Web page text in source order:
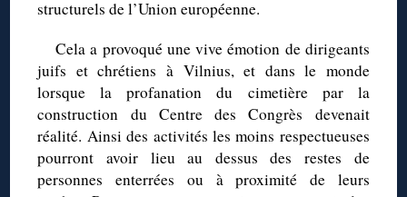
structurels de l’Union européenne.
Cela a provoqué une vive émotion de dirigeants
juifs et chrétiens à Vilnius, et dans le monde
lorsque la profanation du cimetière par la
construction du Centre des Congrès devenait
réalité. Ainsi des activités les moins respectueuses
pourront avoir lieu au dessus des restes de
personnes enterrées ou à proximité de leurs